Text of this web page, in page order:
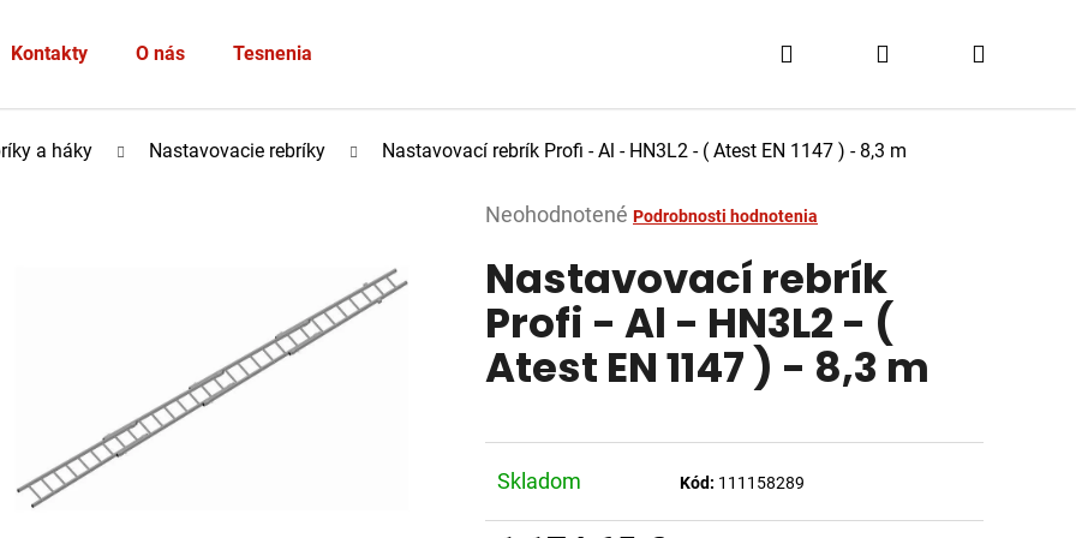
Nová registráciaZabudnuté heslo
Kontakty O nás Tesnenia Prihlásenie
a háky Nastavovacie rebríky Nastavovací rebrík Profi - Al - HN3L2 - ( Atest EN 1147 ) - 8,3 m
Priemerné
produktu
je
0,0
z
5
Neohodnotené Podrobnosti hodnotenia
Nastavovací rebrík
Profi - Al - HN3L2 - (
Atest EN 1147 ) - 8,3 m
Skladom Kód: 111158289